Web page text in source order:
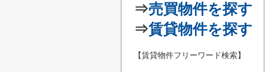
⇒売買物件を探す
⇒賃貸物件を探す
【賃貸物件フリーワード検索】